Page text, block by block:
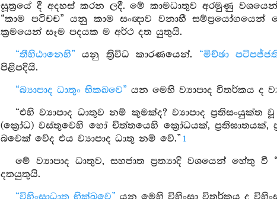
සූත්‍රයේ දී අදහස් කරන ලදී. මේ කාමධාතුව අරමුණු
“කාම පටිචච” යනු කාම සංඥාව වනාහී
ක්‍රමයෙන් සෑම පදයක ම අර්ථ දත යුතුයි.
“තීහිඨානෙහි” යනු ත්‍රිවිධ කාරණයෙන්. “මිච්ඡා
පිළිපදියි.
“බ්‍යාපාද ධාතුං භිකඛවෙ” යන මෙහි ව්‍යාපාද විතර්කය ද
“එහි ව්‍යාපාද ධාතුව නම් කුමක්ද? ව්‍යාපාද
(ක්‍රෝධ) වස්තුවෙහි හෝ චිත්තයෙහි ක්‍රෝධයක්,
බවෙක් වේද එය ව්‍යාපාද ධාතු නම් වේ.” 1
මේ ව්‍යාපාද ධාතුව, සහජාත ප්‍රත්‍යාදි වශයෙන් හේතු
දතයුතුයි.